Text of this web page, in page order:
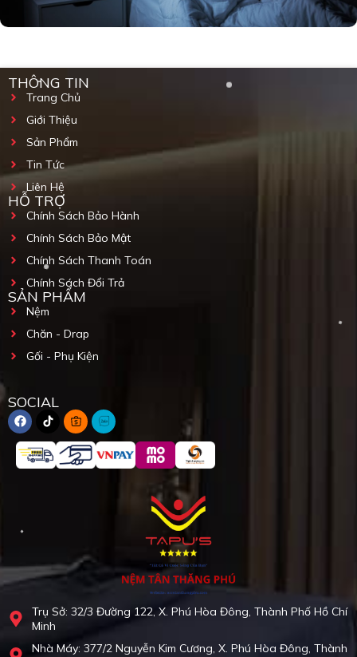
Trụ Sở: 32/3 Đường 122, X. Phú Hòa Đông, Thành Phố Hồ Chí
Minh
Nhà Máy: 377/2 Nguyễn Kim Cương, X. Phú Hòa Đông, Thành
THÔNG TIN
Trang Chủ
Giới Thiệu
Sản Phẩm
Tin Tức
Liên Hệ
HỖ TRỢ
Chính Sách Bảo Hành
Chính Sách Bảo Mật
Chính Sách Thanh Toán
Chính Sách Đổi Trả
SẢN PHẨM
Nệm
Chăn - Drap
Gối - Phụ Kiện
SOCIAL